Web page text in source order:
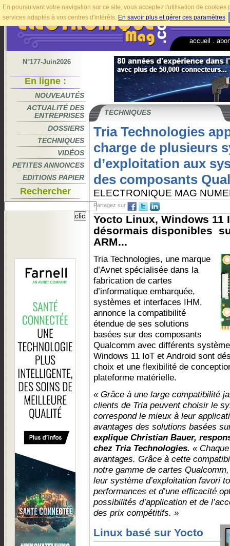
En poursuivant votre navigation sur ce site, vous acceptez l'utilisation de
services adaptés à vos centres d'intérêts. En savoir plus et gérer ces paramètres.
accueil
N°177-Juin2026
En ligne :
NOUVEAUTÉS
ACTUALITÉ DES
ENTREPRISES
DOSSIERS
TECHNIQUES
VIDÉOS
PETITES ANNONCES
EDITIONS PAPIER
Rechercher
TECHNIQUES
Tria Technologies
charge de plusieurs
d’exploitation aux
des composants
ELECTRONIQUE MAG
Partagez sur
Yocto Linux, Windows 11
désormais disponibles
ARM...
Tria Technologies, une marque
d’Avnet spécialisée dans la
fabrication de cartes
d’informatique embarquée,
systèmes et interfaces IHM,
annonce la compatibilité
étendue de ses solutions
basées sur des composants
Qualcomm avec différents
Windows 11 IoT et Android sont
choix et une flexibilité de
plateforme matérielle.
« Grâce à une large compatibilité
clients de Tria peuvent choisir le
correspond le mieux à leur
avantages des solutions basées
explique Christian Bauer,
chez Tria Technologies. «
avantages. Grâce à cette
notre gamme de cartes
leur système d’exploitation favori
performances et d’une efficacité
possibilités d’application et de
des prix compétitifs. »
Linux basé sur Yocto